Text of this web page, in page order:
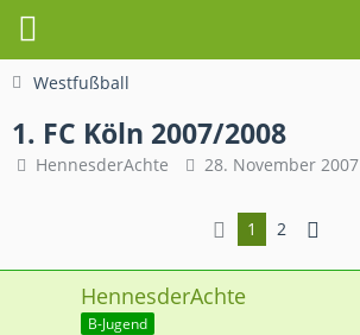
Westfußball
1. FC Köln 2007/2008
HennesderAchte 28. November 2007
1 2
HennesderAchte
B-Jugend